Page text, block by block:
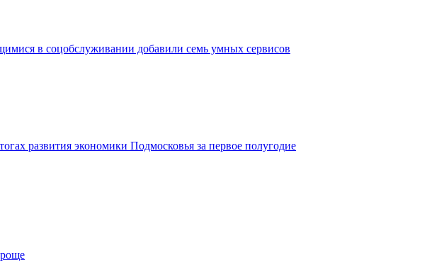
в соцобслуживании добавили семь умных сервисов
развития экономики Подмосковья за первое полугодие